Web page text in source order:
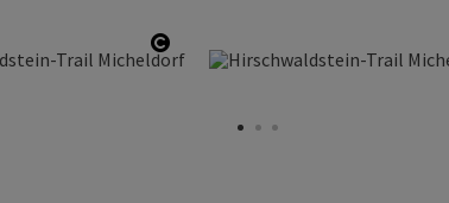
Copyright öffnen